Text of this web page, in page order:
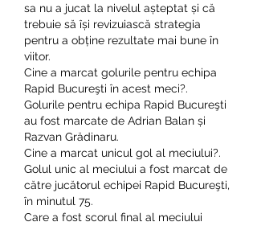
sa nu a jucat la nivelul așteptat și că
trebuie să își revizuiască strategia
pentru a obține rezultate mai bune în
viitor.
Cine a marcat golurile pentru echipa
Rapid Bucureşti în acest meci?.
Golurile pentru echipa Rapid Bucureşti
au fost marcate de Adrian Balan și
Razvan Grădinaru.
Cine a marcat unicul gol al meciului?.
Golul unic al meciului a fost marcat de
către jucătorul echipei Rapid Bucureşti,
în minutul 75.
Care a fost scorul final al meciului